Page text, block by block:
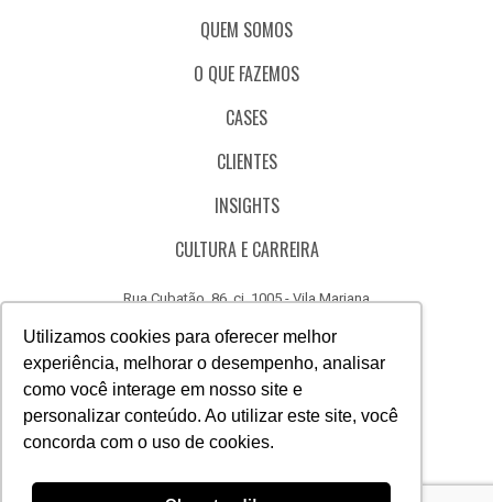
Utilizamos cookies para oferecer melhor
experiência, melhorar o desempenho, analisar
como você interage em nosso site e
personalizar conteúdo. Ao utilizar este site, você
concorda com o uso de cookies.
QUEM SOMOS
O QUE FAZEMOS
CASES
CLIENTES
INSIGHTS
CULTURA E CARREIRA
Rua Cubatão, 86, cj. 1005 - Vila Mariana
CÓDIGO DE ÉTICA
CANAL DE DENÚNCIAS